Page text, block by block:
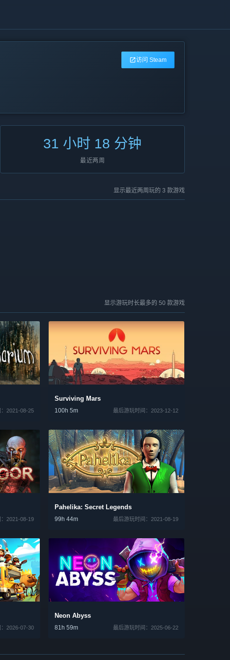
访问 Steam
31 小时 18 分钟
最近两周
显示最近两周玩的 3 款游戏
显示游玩时长最多的 50 款游戏
2021-08-25
Surviving Mars
100h 5m 最后游玩时间：2023-12-12
2021-08-19
Pahelika: Secret Legends
99h 44m 最后游玩时间：2021-08-19
2026-07-30
Neon Abyss
81h 59m 最后游玩时间：2025-06-22